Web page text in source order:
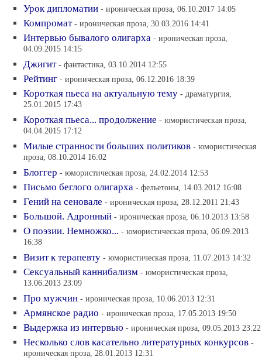
Урок дипломатии - ироническая проза, 06.10.2017 14:05
Компромат - ироническая проза, 30.03.2016 14:41
Интервью бывалого олигарха - ироническая проза,
04.09.2015 14:15
Джигит - фантастика, 03.10.2014 12:55
Рейтинг - ироническая проза, 06.12.2016 18:39
Короткая пьеса на актуальную тему - драматургия,
25.01.2015 17:43
Короткая пьеса... продолжение - юмористическая проза,
04.04.2015 17:12
Милые странности больших политиков - юмористическая
проза, 08.10.2014 16:02
Блоггер - юмористическая проза, 24.02.2014 12:53
Письмо беглого олигарха - фельетоны, 14.03.2012 16:08
Гений на сеновале - ироническая проза, 28.12.2011 21:43
Большой. Адронный - ироническая проза, 06.10.2013 13:58
О поэзии. Немножко... - юмористическая проза, 06.09.2013
16:38
Визит к терапевту - юмористическая проза, 11.07.2013 14:32
Сексуальный каннибализм - юмористическая проза,
13.06.2013 23:09
Про мужчин - ироническая проза, 10.06.2013 12:31
Армянское радио - ироническая проза, 17.05.2013 19:50
Выдержка из интервью - ироническая проза, 09.05.2013 23:22
Несколько слов касательно литературных конкурсов -
ироническая проза, 28.01.2013 12:31